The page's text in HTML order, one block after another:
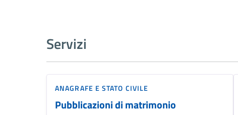
Servizi
ANAGRAFE E STATO CIVILE
Pubblicazioni di matrimonio